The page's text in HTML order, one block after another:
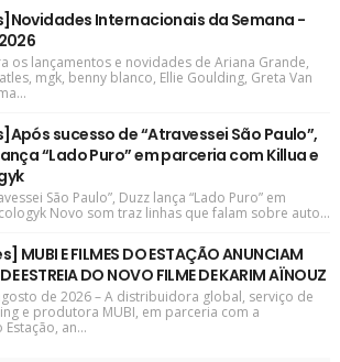
Internacionais da Semana -
os lançamentos e novidades de Ariana Grande,
mgk, benny blanco, Ellie Goulding, Greta Van
sucesso de “Atravessei São Paulo”,
“Lado Puro” em parceria com Killua e
São Paulo”, Duzz lança “Lado Puro” em
Novo som traz linhas que falam sobre auto...
MUBI E FILMES DO ESTAÇÃO ANUNCIAM
ESTREIA DO NOVO FILME DE KARIM AÏNOUZ
de 2026 – A distribuidora global, serviço de
e produtora MUBI, em parceria com a
an...